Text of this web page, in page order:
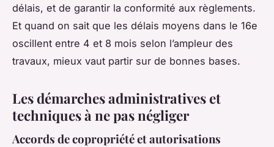
délais, et de garantir la conformité aux règlements.
Et quand on sait que les délais moyens dans le 16e
oscillent entre 4 et 8 mois selon l’ampleur des
travaux, mieux vaut partir sur de bonnes bases.
Les démarches administratives et
techniques à ne pas négliger
Accords de copropriété et autorisations